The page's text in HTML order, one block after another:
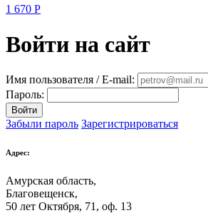
1 670 Р
Войти на сайт
Имя пользователя / E-mail:
Пароль:
Войти
Забыли пароль Зарегистрироваться
Адрес:
Амурская область,
Благовещенск,
50 лет Октября, 71, оф. 13